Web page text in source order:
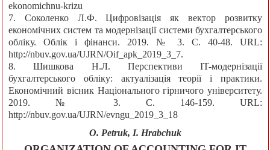
ekonomichnu-krizu
7. Соколенко Л.Ф. Цифровізація як вектор розвитку
економічних систем та модернізації системи бухгалтерського
обліку. Облік і фінанси. 2019. № 3. С. 40-48. URL:
http://nbuv.gov.ua/UJRN/Oif_apk_2019_3_7.
8. Шишкова Н.Л. Перспективи IT-модернізації
бухгалтерського обліку: актуалізація теорії і практики.
Економічний вісник Національного гірничого університету.
2019. № 3. С. 146-159. URL:
http://nbuv.gov.ua/UJRN/evngu_2019_3_18
О. Petruk, I. Hrabchuk